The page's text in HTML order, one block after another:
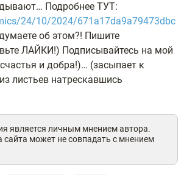
Подробнее ТУТ:
24/10/2024/671a17da9a79473dbc
об этом?! Пишите
ЛАЙКИ!) Подписывайтесь на мой
и добра!)… (засыпает к
листьев натрескавшись
является личным мнением автора.
сайта может не совпадать с мнением